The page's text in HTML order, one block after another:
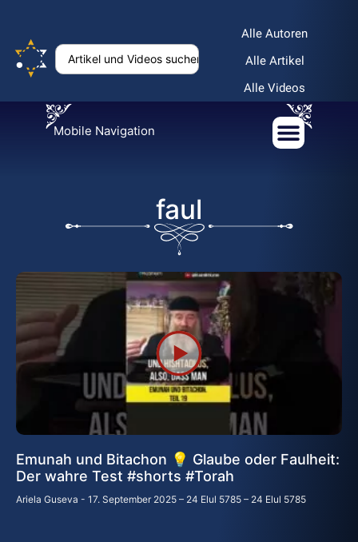
Alle Autoren
Alle Artikel
Alle Videos
Mobile Navigation
faul
Emunah und Bitachon 💡 Glaube oder Faulheit:
Der wahre Test #shorts #Torah
Ariela Guseva 17. September 2025 – 24 Elul 5785 – 24 Elul 5785